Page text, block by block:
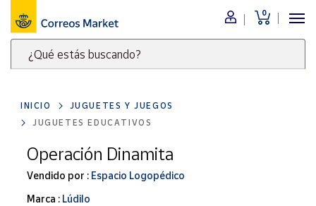
0
¿Qué estás buscando?
clave
para
buscar
productos
Correos
Menú
Nuestro
catálogo
Alimentación
Ocio y cultura
Juguetes y
juegos
INICIO
JUGUETES Y JUEGOS
JUGUETES EDUCATIVOS
Operación Dinamita
Vendido por : Espacio Logopédico
Marca : Lúdilo